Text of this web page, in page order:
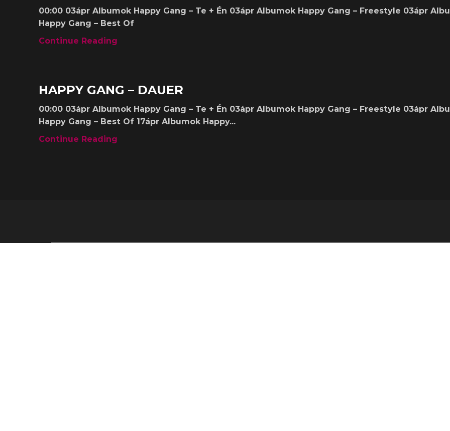
00:00 03ápr Albumok Happy Gang – Te + Én 03ápr Albumok Happy Gang – Freestyle 03ápr
Happy Gang – Best Of
Continue Reading
Albumok
HAPPY GANG – DAUER
00:00 03ápr Albumok Happy Gang – Te + Én 03ápr Albumok Happy Gang – Freestyle 03ápr
Happy Gang – Best Of 17ápr Albumok Happy...
Continue Reading